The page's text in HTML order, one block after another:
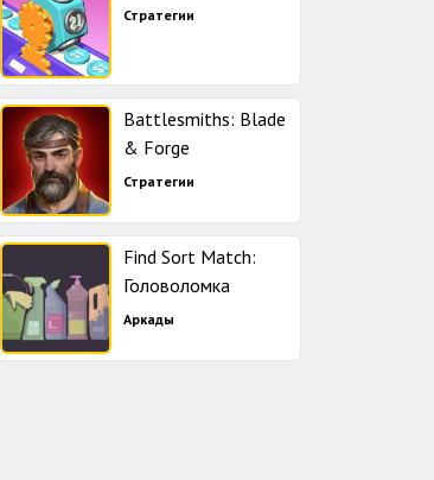
Стратегии
Battlesmiths: Blade
& Forge
Стратегии
Find Sort Match:
Головоломка
Аркады